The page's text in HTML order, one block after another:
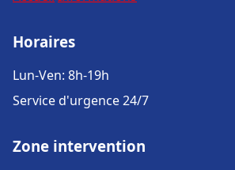
Horaires
Lun-Ven: 8h-19h
Service d'urgence 24/7
Zone intervention